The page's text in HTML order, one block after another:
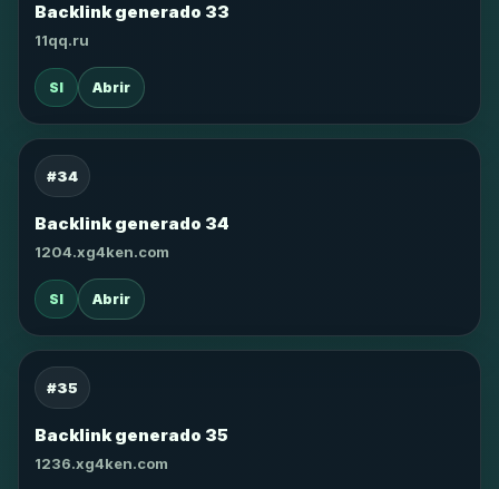
Backlink generado 33
11qq.ru
SI Abrir
#34
Backlink generado 34
1204.xg4ken.com
SI Abrir
#35
Backlink generado 35
1236.xg4ken.com